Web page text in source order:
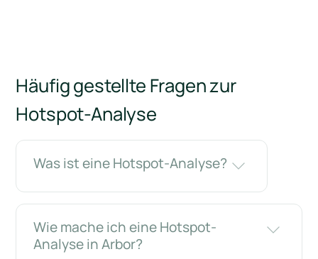
Häufig gestellte Fragen zur
Hotspot-Analyse
Was ist eine Hotspot-Analyse?
Wie mache ich eine Hotspot-
Analyse in Arbor?